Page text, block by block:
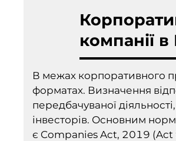
компанії в
В межах корпоративного
форматах. Визначення
передбачуваної
інвесторів. Основним
є Companies Act, 2019